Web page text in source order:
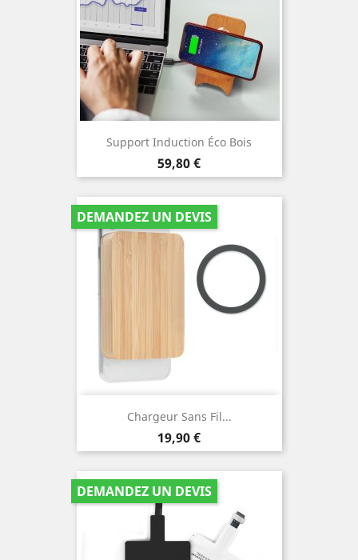
Support Induction Éco Bois
Prix
59,80 €
Chargeur Sans Fil...
Prix
19,90 €
DEMANDEZ UN DEVIS
DEMANDEZ UN DEVIS